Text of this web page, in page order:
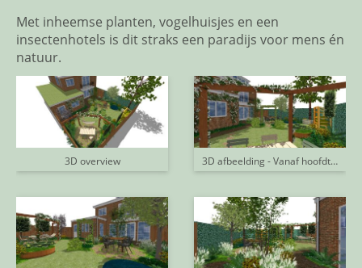
Met inheemse planten, vogelhuisjes en een
insectenhotels is dit straks een paradijs voor mens én
natuur.
3D overview 3D afbeelding - Vanaf hoofdterras